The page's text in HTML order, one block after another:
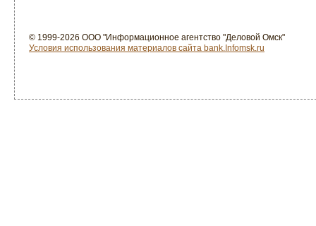
© 1999-2026 ООО "Информационное агентство "Деловой Омск"
Условия использования материалов сайта bank.Infomsk.ru